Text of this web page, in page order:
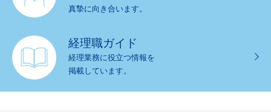
真摯に向き合います。
経理職ガイド
経理業務に役立つ情報を
掲載しています。